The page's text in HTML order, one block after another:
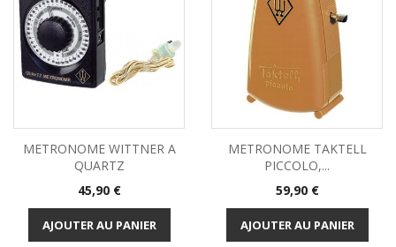
METRONOME WITTNER A
QUARTZ
Prix
45,90 €
AJOUTER AU PANIER
METRONOME TAKTELL
PICCOLO,...
Prix
59,90 €
AJOUTER AU PANIER